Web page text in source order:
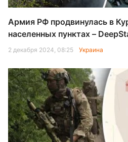
Армия РФ продвинулась в
населенных пунктах –
2 декабря 2024, 08:25 Украина